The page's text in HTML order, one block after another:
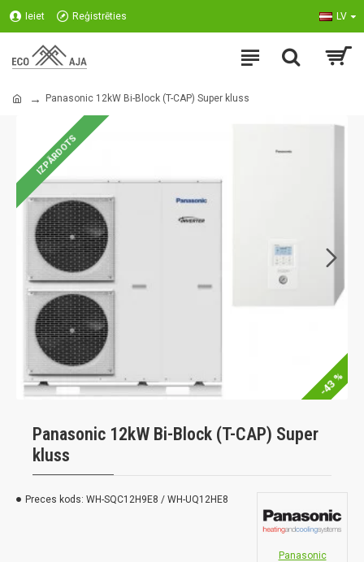
Ieiet Reģistrēties LV
Panasonic 12kW Bi-Block (T-CAP) Super kluss
-43 %
IZPĀRDOTS
Panasonic 12kW Bi-Block (T-CAP) Super
kluss
Preces kods: WH-SQC12H9E8 / WH-UQ12HE8
Panasonic